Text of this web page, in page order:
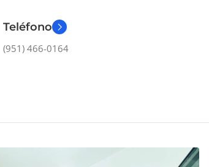
Teléfono
(951) 466-0164